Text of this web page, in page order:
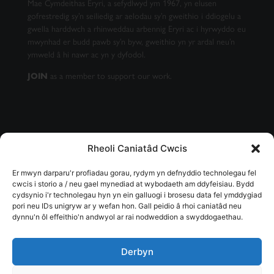
Rheoli Caniatâd Cwcis
Er mwyn darparu'r profiadau gorau, rydym yn defnyddio technolegau fel
cwcis i storio a / neu gael mynediad at wybodaeth am ddyfeisiau. Bydd
cydsynio i'r technolegau hyn yn ein galluogi i brosesu data fel ymddygiad
pori neu IDs unigryw ar y wefan hon. Gall peidio â rhoi caniatâd neu
dynnu'n ôl effeithio'n andwyol ar rai nodweddion a swyddogaethau.
Derbyn
gofrestredig sy’n seiliedig ar aelodau sy’n gweithio i ddiogelu a
gwella harddwch a rhinweddau arbennig Eryri ac i hyrwyddo eu
mwynhad er budd pawb sy’n byw, gweithio yn yr ardal neu’n
ymweld â hi nawr ac yn y dyfodol.
JOIN as a member to support our work.
SUBSCRIBE